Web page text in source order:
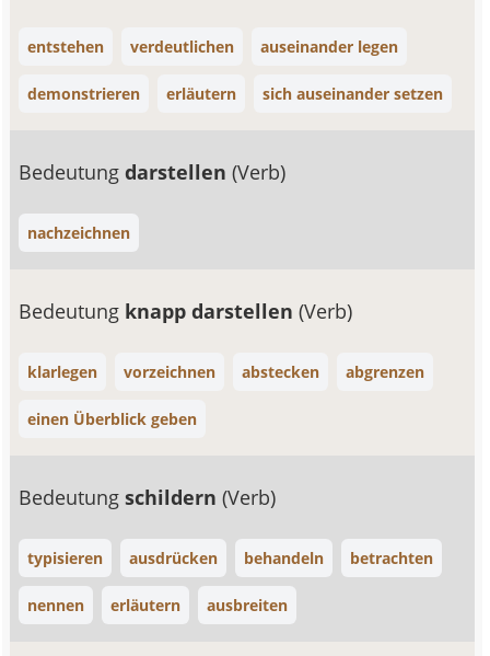
entstehen verdeutlichen auseinander legen
demonstrieren erläutern sich auseinander setzen
Bedeutungdarstellen(Verb)
nachzeichnen
Bedeutung knapp darstellen(Verb)
klarlegen vorzeichnen abstecken abgrenzen
einen Überblick geben
Bedeutungschildern(Verb)
typisieren ausdrücken behandeln betrachten
nennen erläutern ausbreiten